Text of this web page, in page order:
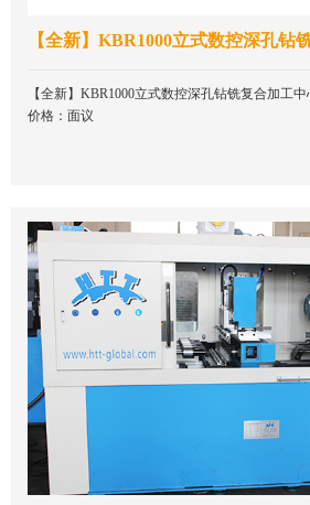
【全新】KBR1000立式数控深孔钻
【全新】KBR1000立式数控深孔钻铣复合加工中
价格：面议